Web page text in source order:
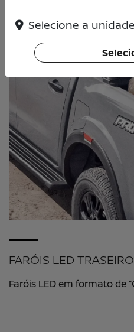
FARÓIS LED
Faróis LED em formato de
Selecione a